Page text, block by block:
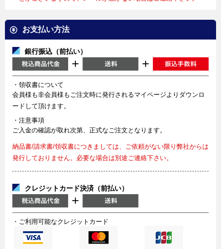
お支払い方法
銀行振込（前払い）
・領収書について
会員様も非会員様もご注文時に発行されるマイページよりダウンロ
ードして頂けます。
・注意事項
ご入金の確認が取れ次第、正式なご注文となります。
納品書/請求書/領収書につきましては、ご依頼がない限り弊社からは
発行しておりません。必要な場合は別途ご連絡下さい。
クレジットカード決済（前払い）
・ご利用可能なクレジットカード